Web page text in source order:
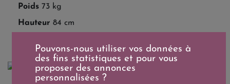
Poids 73 kg
Hauteur 84 cm
Pouvons-nous utiliser vos données à
des fins statistiques et pour vous
proposer des annonces
personnalisées ?